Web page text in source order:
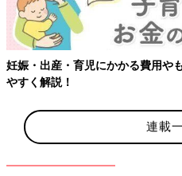
・出産・育児にかかる費用やもら
く解説！
連載